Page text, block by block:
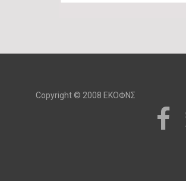
Copyright © 2008 ΕΚΟΦΝΣ